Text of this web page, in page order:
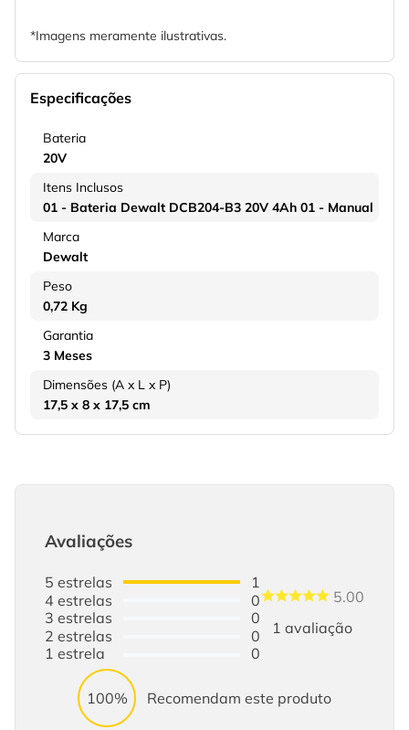
*Imagens meramente ilustrativas.
Especificações
Bateria
20V
Itens Inclusos
01 - Bateria Dewalt DCB204-B3 20V 4Ah 01 - Manual
Marca
Dewalt
Peso
0,72 Kg
Garantia
3 Meses
Dimensões (A x L x P)
17,5 x 8 x 17,5 cm
Avaliações
5estrelas
4estrelas
3estrelas
2estrelas
1estrela
1
0
0
0
0
5.00
1avaliação
100% Recomendam este produto